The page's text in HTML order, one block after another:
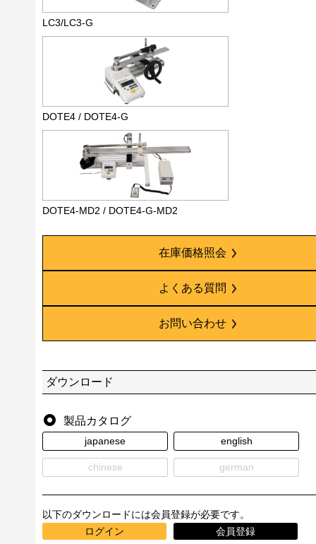
LC3/LC3-G
DOTE4 / DOTE4-G
DOTE4-MD2 / DOTE4-G-MD2
在庫価格照会
よくある質問
お問い合わせ
ダウンロード
製品カタログ
japanese english
chinese german
以下のダウンロードには会員登録が必要です。
ログイン
会員登録